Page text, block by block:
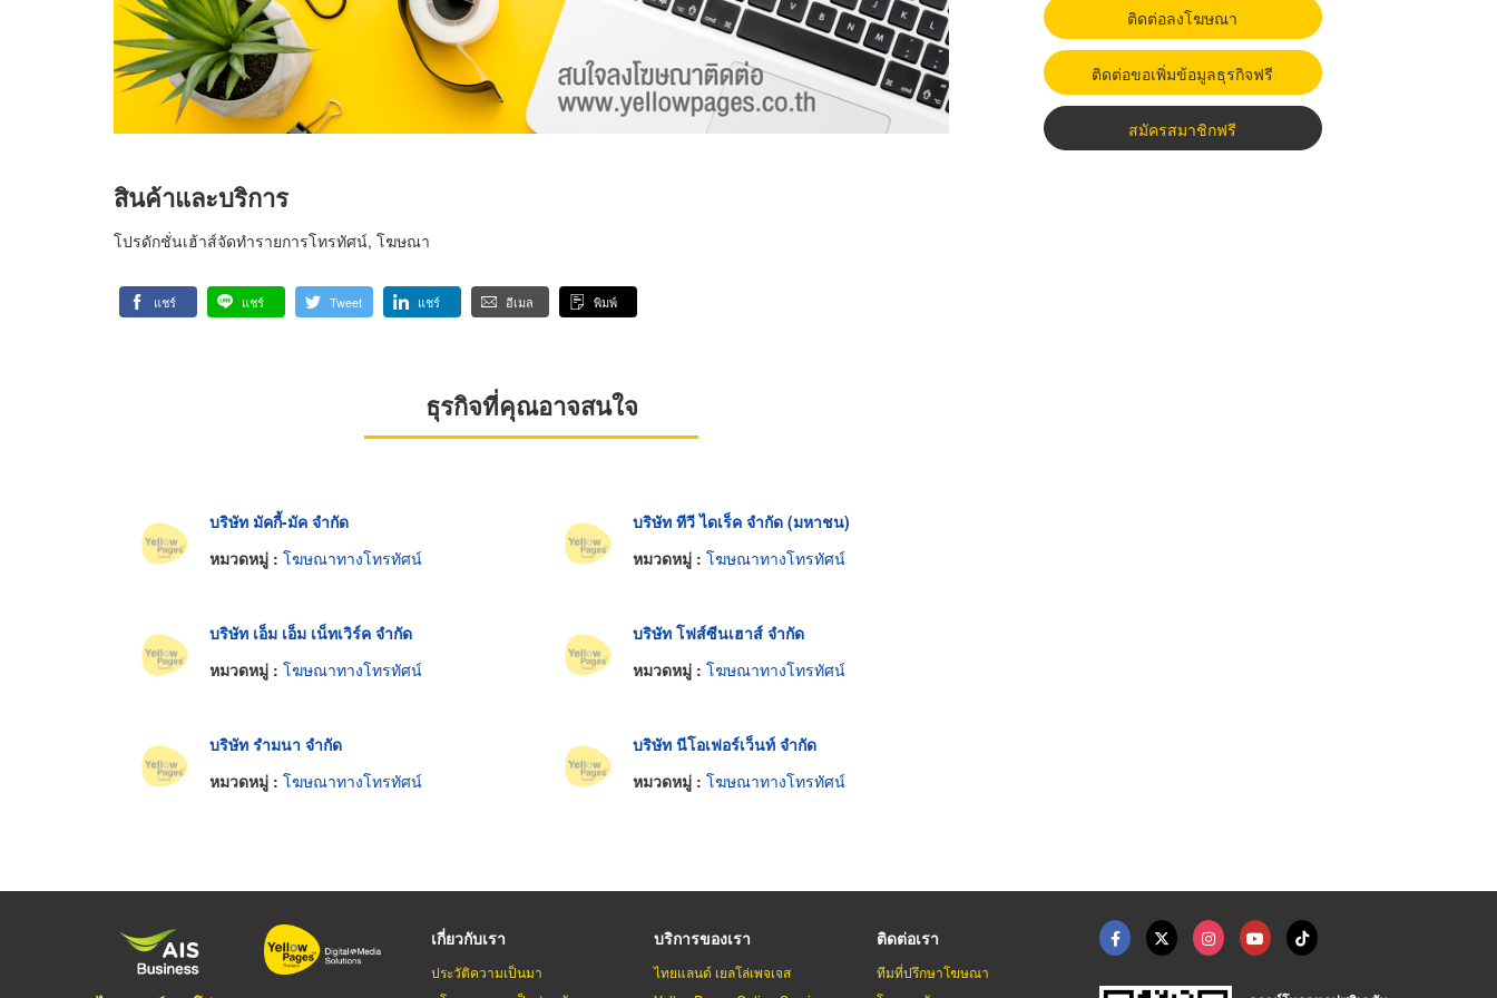
สินค้าและบริการ
โปรดักชั่นเฮ้าส์จัดทำรายการโทรทัศน์, โฆษณา
แชร์ แชร์ Tweet แชร์ อีเมล พิมพ์
ธุรกิจที่คุณอาจสนใจ
บริษัท มัคกี้-มัค จำกัด
หมวดหมู่ : โฆษณาทางโทรทัศน์
บริษัท ทีวี ไดเร็ค จำกัด (มหาชน)
หมวดหมู่ : โฆษณาทางโทรทัศน์
บริษัท เอ็ม เอ็ม เน็ทเวิร์ค จำกัด
หมวดหมู่ : โฆษณาทางโทรทัศน์
บริษัท โฟส์ซีนเฮาส์ จำกัด
หมวดหมู่ : โฆษณาทางโทรทัศน์
บริษัท รำมนา จำกัด
หมวดหมู่ : โฆษณาทางโทรทัศน์
บริษัท นีโอเฟอร์เว็นท์ จำกัด
หมวดหมู่ : โฆษณาทางโทรทัศน์
ติดต่อลงโฆษณา
ติดต่อขอเพิ่มข้อมูลธุรกิจฟรี
สมัครสมาชิกฟรี
เกี่ยวกับเรา
ประวัติความเป็นมา
บริการของเรา
ไทยแลนด์ เยลโล่เพจเจส
ติดต่อเรา
ทีมที่ปรึกษาโฆษณา